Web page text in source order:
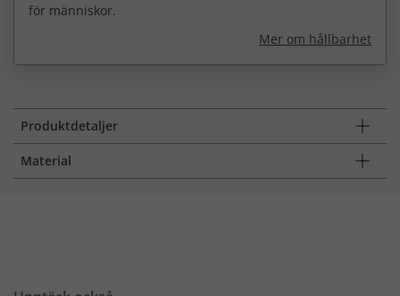
för människor.
Mer om hållbarhet
Produktdetaljer
Material